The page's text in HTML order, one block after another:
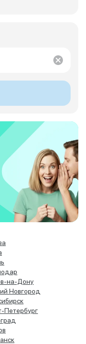
на-Дону
Новгород
Петербург